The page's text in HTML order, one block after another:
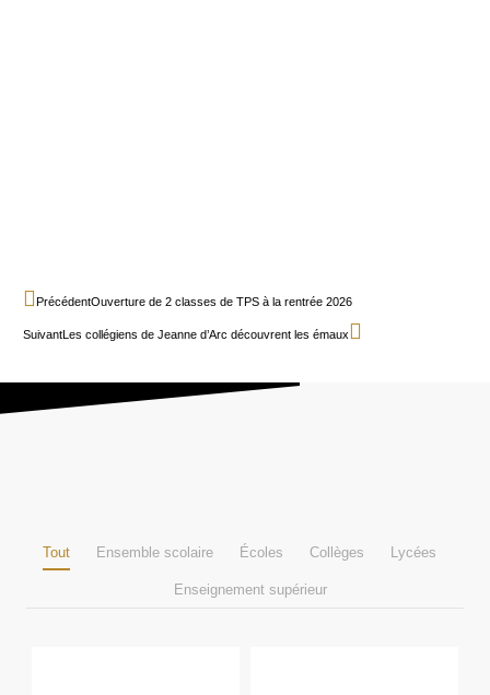
PrécédentOuverture de 2 classes de TPS à la rentrée 2026
SuivantLes collégiens de Jeanne d’Arc découvrent les émaux
Tout Ensemble scolaire Écoles Collèges Lycées
Enseignement supérieur